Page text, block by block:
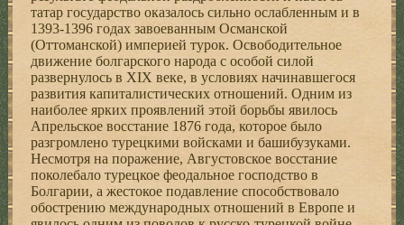
татар государство оказалось сильно ослабленным и в
1393-1396 годах завоеванным Османской
(Оттоманской) империей турок. Освободительное
движение болгарского народа с особой силой
развернулось в XIX веке, в условиях начинавшегося
развития капиталистических отношений. Одним из
наиболее ярких проявлений этой борьбы явилось
Апрельское восстание 1876 года, которое было
разгромлено турецкими войсками и башибузуками.
Несмотря на поражение, Августовское восстание
поколебало турецкое феодальное господство в
Болгарии, а жестокое подавление способствовало
обострению международных отношений в Европе и